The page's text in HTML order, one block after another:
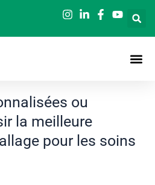
ou
la meilleure
pour les soins